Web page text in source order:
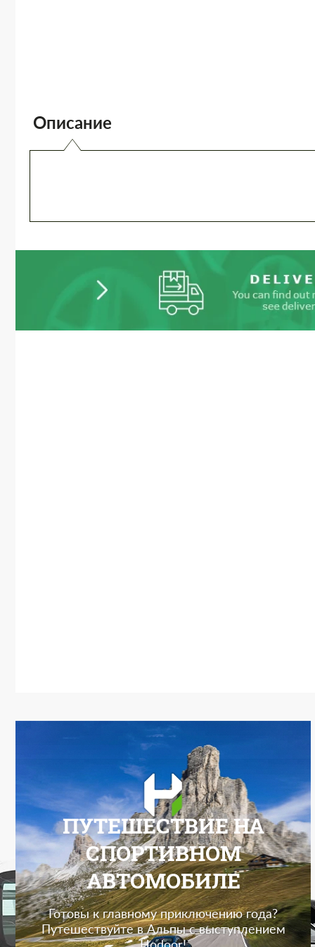
Описание
ПУТЕШЕСТВИЕ НА
СПОРТИВНОМ
АВТОМОБИЛЕ
Готовы к главному приключению года?
Путешествуйте в Альпы с выступлением